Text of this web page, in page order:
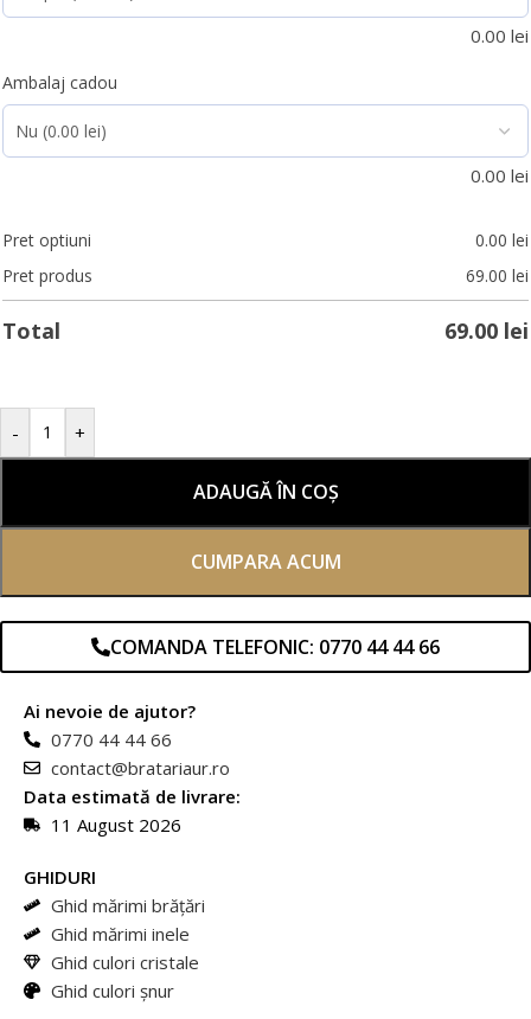
0.00 lei
Ambalaj cadou
0.00 lei
Pret optiuni 0.00 lei
Pret produs
69.00 lei
Total 69.00 lei
- +
ADAUGĂ ÎN COȘ
CUMPARA ACUM
COMANDA TELEFONIC: 0770 44 44 66
Ai nevoie de ajutor?
0770 44 44 66
contact@bratariaur.ro
Data estimată de livrare:
11 August 2026
GHIDURI
Ghid mărimi brățări
Ghid mărimi inele
Ghid culori cristale
Ghid culori șnur